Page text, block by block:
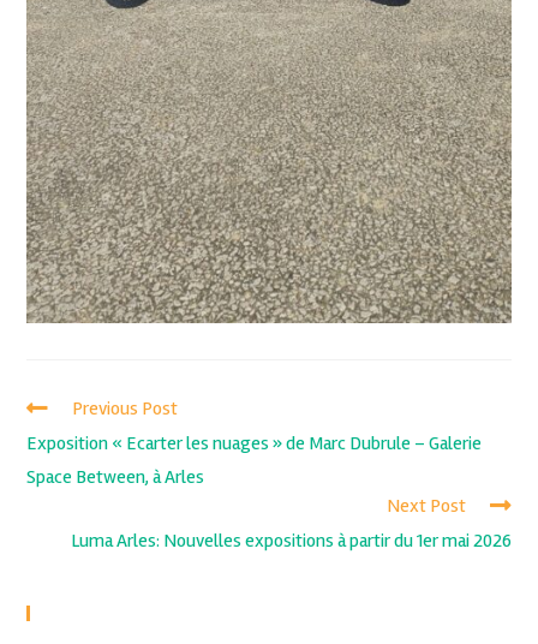
Previous Post
Exposition « Ecarter les nuages » de Marc Dubrule – Galerie
Space Between, à Arles
Next Post
Luma Arles: Nouvelles expositions à partir du 1er mai 2026